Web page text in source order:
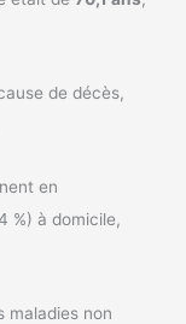
de décès,
en
%) à domicile,
maladies non